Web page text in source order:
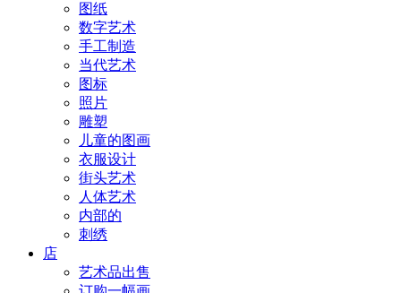
图纸
数字艺术
手工制造
当代艺术
图标
照片
雕塑
儿童的图画
衣服设计
街头艺术
人体艺术
内部的
刺绣
店
艺术品出售